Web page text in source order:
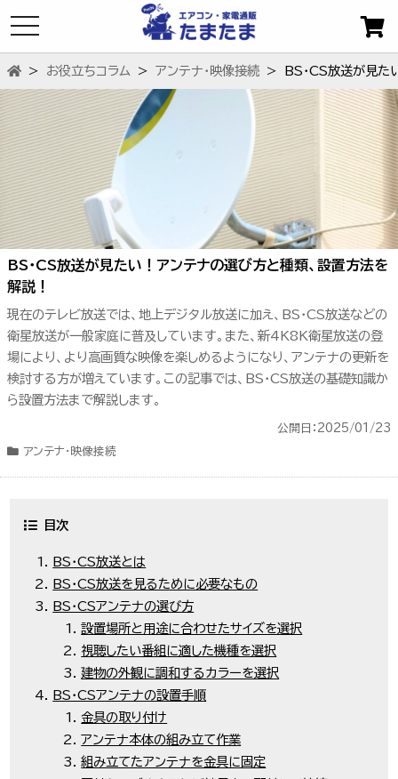
お役立ちコラム アンテナ・映像接続 BS・CS放送が見た
BS・CS放送が見たい！アンテナの選び方と種類、設置方法を
解説！
現在のテレビ放送では、地上デジタル放送に加え、BS・CS放送などの
衛星放送が一般家庭に普及しています。また、新4K8K衛星放送の登
場により、より高画質な映像を楽しめるようになり、アンテナの更新を
検討する方が増えています。この記事では、BS・CS放送の基礎知識か
ら設置方法まで解説します。
公開日：2025/01/23
アンテナ・映像接続
目次
BS・CS放送とは
BS・CS放送を見るために必要なもの
BS・CSアンテナの選び方
設置場所と用途に合わせたサイズを選択
視聴したい番組に適した機種を選択
建物の外観に調和するカラーを選択
BS・CSアンテナの設置手順
金具の取り付け
アンテナ本体の組み立て作業
組み立てたアンテナを金具に固定
toggle
navigation